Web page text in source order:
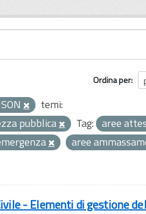
Ordina per
temi:
pubblica
Tag: aree
aree
- Elementi di gestione